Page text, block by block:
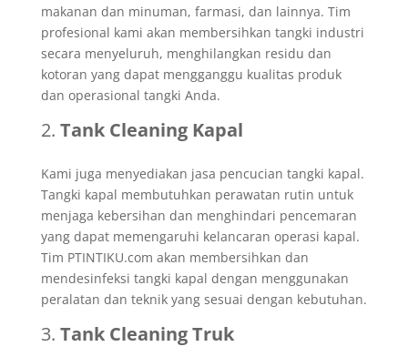
makanan dan minuman, farmasi, dan lainnya. Tim
profesional kami akan membersihkan tangki industri
secara menyeluruh, menghilangkan residu dan
kotoran yang dapat mengganggu kualitas produk
dan operasional tangki Anda.
Tank Cleaning Kapal
Kami juga menyediakan jasa pencucian tangki kapal.
Tangki kapal membutuhkan perawatan rutin untuk
menjaga kebersihan dan menghindari pencemaran
yang dapat memengaruhi kelancaran operasi kapal.
Tim PTINTIKU.com akan membersihkan dan
mendesinfeksi tangki kapal dengan menggunakan
peralatan dan teknik yang sesuai dengan kebutuhan.
Tank Cleaning Truk